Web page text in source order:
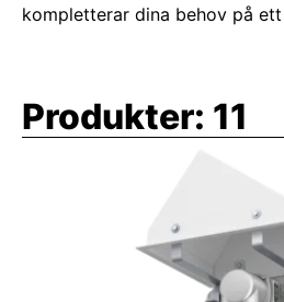
kompletterar dina behov på
Produkter: 11